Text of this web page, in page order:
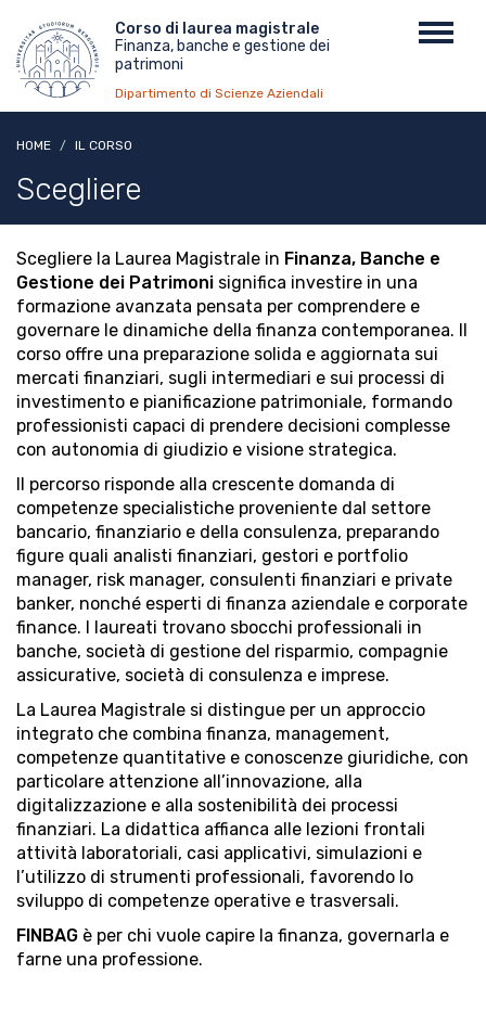
contenuto
principale
Menu
top
Corso di laurea magistrale
Finanza, banche e gestione dei
patrimoni
Dipartimento di Scienze Aziendali
HOME IL CORSO
Scegliere
Scegliere la Laurea Magistrale in Finanza, Banche e
Gestione dei Patrimoni significa investire in una
formazione avanzata pensata per comprendere e
governare le dinamiche della finanza contemporanea. Il
corso offre una preparazione solida e aggiornata sui
mercati finanziari, sugli intermediari e sui processi di
investimento e pianificazione patrimoniale, formando
professionisti capaci di prendere decisioni complesse
con autonomia di giudizio e visione strategica.
Il percorso risponde alla crescente domanda di
competenze specialistiche proveniente dal settore
bancario, finanziario e della consulenza, preparando
figure quali analisti finanziari, gestori e portfolio
manager, risk manager, consulenti finanziari e private
banker, nonché esperti di finanza aziendale e corporate
finance. I laureati trovano sbocchi professionali in
banche, società di gestione del risparmio, compagnie
assicurative, società di consulenza e imprese.
La Laurea Magistrale si distingue per un approccio
integrato che combina finanza, management,
competenze quantitative e conoscenze giuridiche, con
particolare attenzione all’innovazione, alla
digitalizzazione e alla sostenibilità dei processi
finanziari. La didattica affianca alle lezioni frontali
attività laboratoriali, casi applicativi, simulazioni e
l’utilizzo di strumenti professionali, favorendo lo
sviluppo di competenze operative e trasversali.
FINBAG è per chi vuole capire la finanza, governarla e
farne una professione.